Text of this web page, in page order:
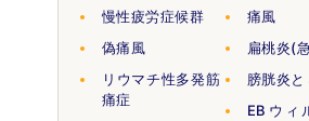
慢性疲労症候群
偽痛風
リウマチ性多発筋
痛症
痛風
扁桃炎(
膀胱炎
EBウィ